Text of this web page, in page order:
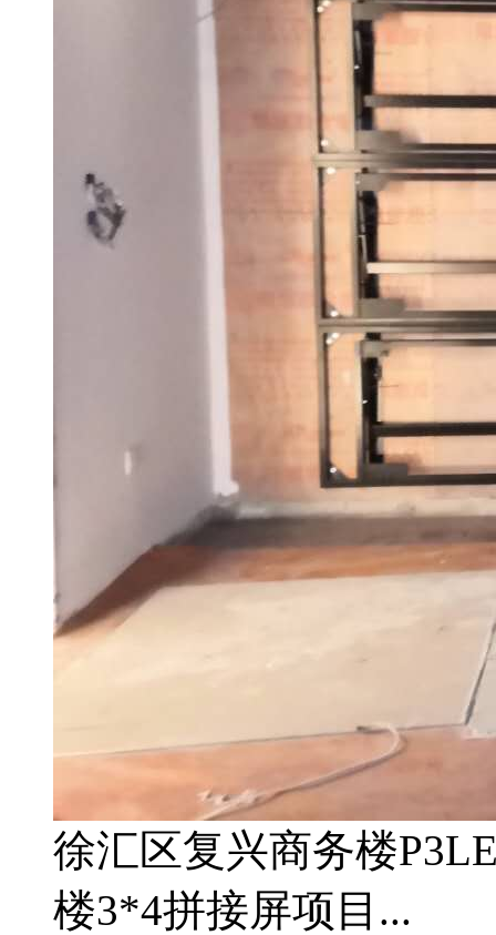
徐汇区复兴商务楼
楼3*4拼接屏项目...